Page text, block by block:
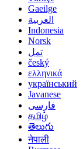
Gaeilge
العربية
Indonesia
Norsk‎
تمل
český
ελληνικά
український
Javanese
فارسی
தமிழ்
తెలుగు
नेपाली